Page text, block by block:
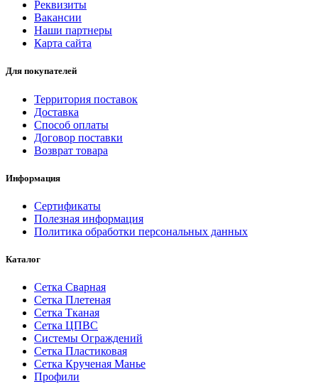
Реквизиты
Вакансии
Наши партнеры
Карта сайта
Для покупателей
Территория поставок
Доставка
Способ оплаты
Договор поставки
Возврат товара
Информация
Сертификаты
Полезная информация
Политика обработки персональных данных
Каталог
Сетка Сварная
Сетка Плетеная
Сетка Тканая
Сетка ЦПВС
Системы Ограждений
Сетка Пластиковая
Сетка Крученая Манье
Профили